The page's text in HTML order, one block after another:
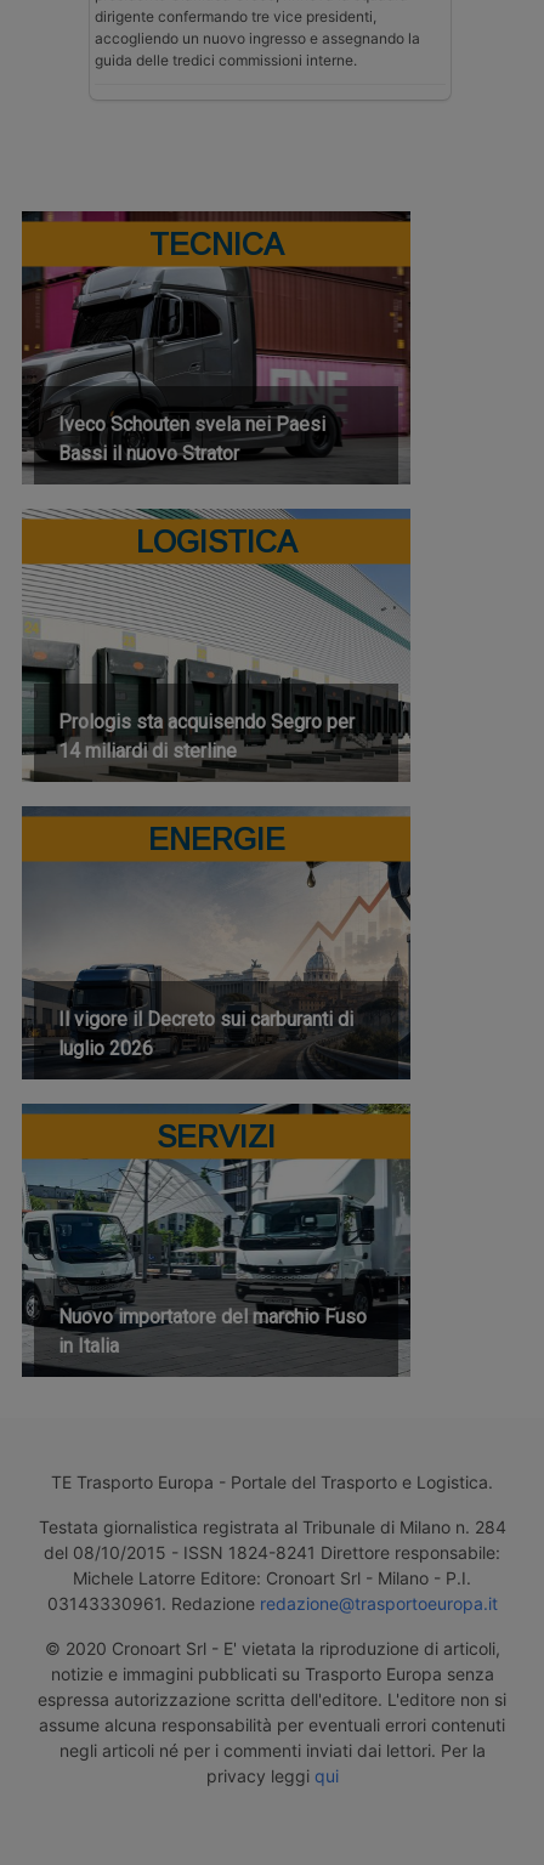
dirigente confermando tre vice presidenti,
accogliendo un nuovo ingresso e assegnando la
guida delle tredici commissioni interne.
TECNICA
Iveco Schouten svela nei Paesi
Bassi il nuovo Strator
LOGISTICA
Prologis sta acquisendo Segro per
14 miliardi di sterline
ENERGIE
Il vigore il Decreto sui carburanti di
luglio 2026
SERVIZI
Nuovo importatore del marchio Fuso
in Italia
TE Trasporto Europa - Portale del Trasporto e Logistica.
Testata giornalistica registrata al Tribunale di Milano n. 284
del 08/10/2015 - ISSN 1824-8241 Direttore responsabile:
Michele Latorre Editore: Cronoart Srl - Milano - P.I.
03143330961. Redazione redazione@trasportoeuropa.it
© 2020 Cronoart Srl - E' vietata la riproduzione di articoli,
notizie e immagini pubblicati su Trasporto Europa senza
espressa autorizzazione scritta dell'editore. L'editore non si
assume alcuna responsabilità per eventuali errori contenuti
negli articoli né per i commenti inviati dai lettori. Per la
privacy leggi qui